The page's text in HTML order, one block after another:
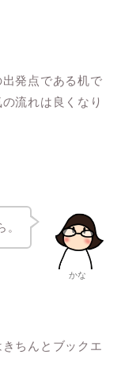
発点である机で
流れは良くなり
かな
。
ちんとブックエ